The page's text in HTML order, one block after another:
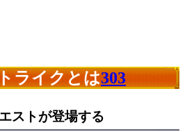
ライクとは303
ストが登場する